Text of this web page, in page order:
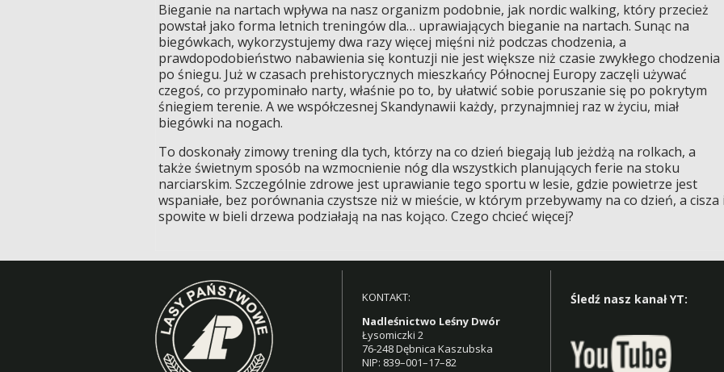
Bieganie na nartach wpływa na nasz organizm podobnie, jak nordic walking, który przecież
powstał jako forma letnich treningów dla… uprawiających bieganie na nartach. Sunąc na
biegówkach, wykorzystujemy dwa razy więcej mięśni niż podczas chodzenia, a
prawdopodobieństwo nabawienia się kontuzji nie jest większe niż czasie zwykłego chodzenia
po śniegu. Już w czasach prehistorycznych mieszkańcy Północnej Europy zaczęli używać
czegoś, co przypominało narty, właśnie po to, by ułatwić sobie poruszanie się po pokrytym
śniegiem terenie. A we współczesnej Skandynawii każdy, przynajmniej raz w życiu, miał
biegówki na nogach.
To doskonały zimowy trening dla tych, którzy na co dzień biegają lub jeżdżą na rolkach, a
także świetnym sposób na wzmocnienie nóg dla wszystkich planujących ferie na stoku
narciarskim. Szczególnie zdrowe jest uprawianie tego sportu w lesie, gdzie powietrze jest
wspaniałe, bez porównania czystsze niż w mieście, w którym przebywamy na co dzień, a cisza
spowite w bieli drzewa podziałają na nas kojąco. Czego chcieć więcej?
KONTAKT:
Nadleśnictwo Leśny Dwór
Łysomiczki 2
76-248 Dębnica Kaszubska
NIP: 839–001–17–82
Śledź nasz kanał YT: